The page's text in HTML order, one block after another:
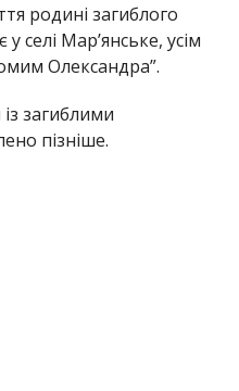
родині загиблого
селі Марʼянське, усім
Олександра”.
загиблими
пізніше.